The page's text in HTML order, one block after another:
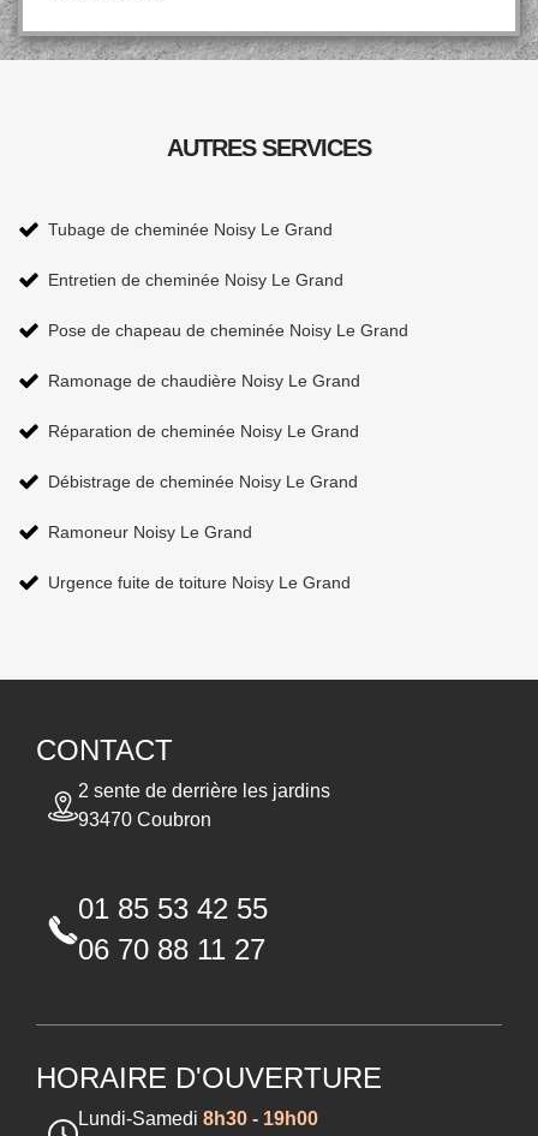
AUTRES SERVICES
Tubage de cheminée Noisy Le Grand
Entretien de cheminée Noisy Le Grand
Pose de chapeau de cheminée Noisy Le Grand
Ramonage de chaudière Noisy Le Grand
Réparation de cheminée Noisy Le Grand
Débistrage de cheminée Noisy Le Grand
Ramoneur Noisy Le Grand
Urgence fuite de toiture Noisy Le Grand
CONTACT
2 sente de derrière les jardins
93470 Coubron
01 85 53 42 55
06 70 88 11 27
HORAIRE D'OUVERTURE
Lundi-Samedi 8h30 - 19h00